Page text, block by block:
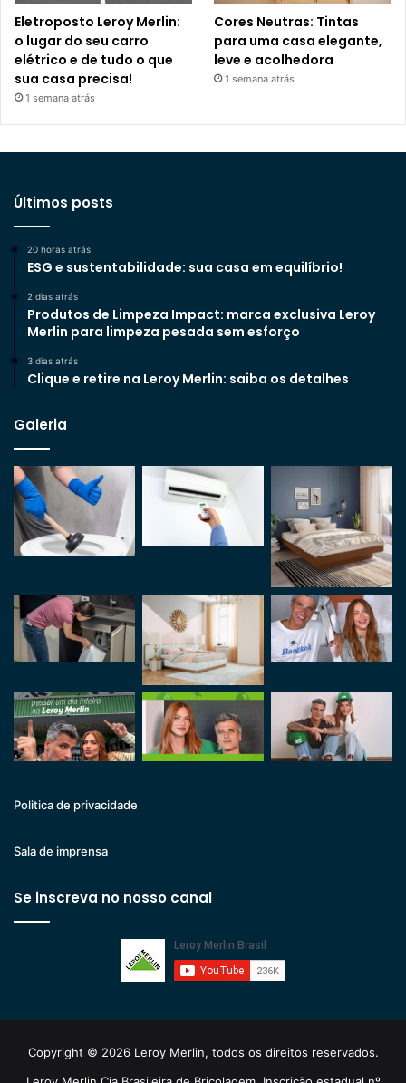
Eletroposto Leroy Merlin:
o lugar do seu carro
elétrico e de tudo o que
sua casa precisa!
1 semana atrás
Cores Neutras: Tintas
para uma casa elegante,
leve e acolhedora
1 semana atrás
Últimos posts
20 horas atrás
ESG e sustentabilidade: sua casa em equilíbrio!
2 dias atrás
Produtos de Limpeza Impact: marca exclusiva Leroy
Merlin para limpeza pesada sem esforço
3 dias atrás
Clique e retire na Leroy Merlin: saiba os detalhes
Galeria
Politica de privacidade
Sala de imprensa
Se inscreva no nosso canal
Copyright © 2026 Leroy Merlin, todos os direitos reservados.